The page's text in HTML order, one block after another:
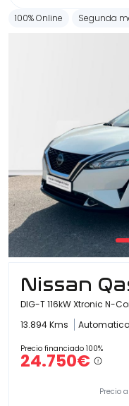
100% Online Segunda
Nissan
DIG-T 116kW Xtronic N-
13.894 Kms
Automatica
Precio financiado 100%
24.750€
Precio